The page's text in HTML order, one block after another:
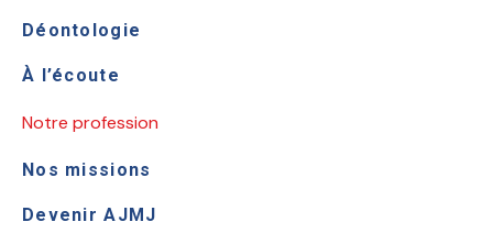
Déontologie
À l’écoute
Notre profession
Nos missions
Devenir AJMJ